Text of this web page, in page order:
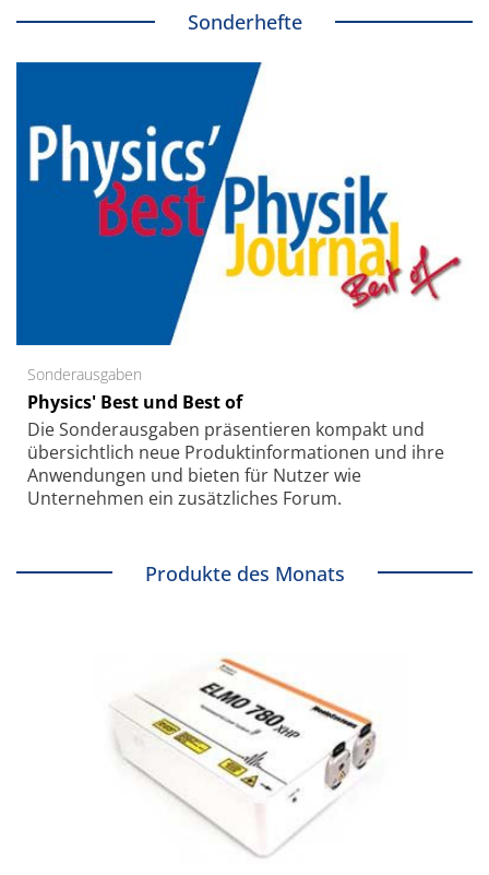
Sonderhefte
Sonderausgaben
Physics' Best und Best of
Die Sonder­ausgaben präsentieren kompakt und
übersichtlich neue Produkt­informationen und ihre
Anwendungen und bieten für Nutzer wie
Unternehmen ein zusätzliches Forum.
Produkte des Monats